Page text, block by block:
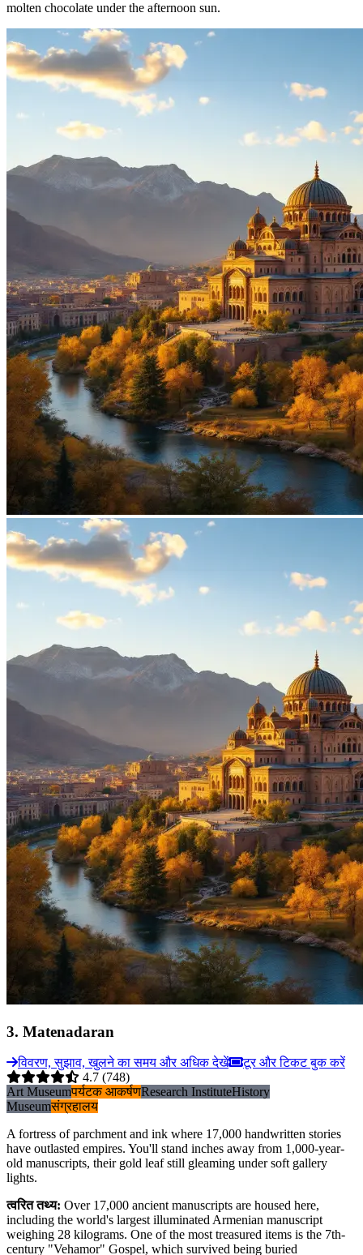
molten chocolate under the afternoon sun.
3. Matenadaran
विवरण, सुझाव, खुलने का समय और अधिक देखें
टूर और टिकट बुक करें
4.7 (748)
Art Museumपर्यटक आकर्षणResearch InstituteHistory
Museumसंग्रहालय
A fortress of parchment and ink where 17,000 handwritten stories
have outlasted empires. You'll stand inches away from 1,000-year-
old manuscripts, their gold leaf still gleaming under soft gallery
lights.
त्वरित तथ्य: Over 17,000 ancient manuscripts are housed here,
including the world's largest illuminated Armenian manuscript
weighing 28 kilograms. One of the most treasured items is the 7th-
century "Vehamor" Gospel, which survived being buried